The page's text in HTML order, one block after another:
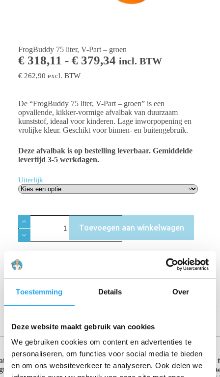
Toestemming Details Over
Deze website maakt gebruik van cookies
We gebruiken cookies om content en advertenties te
personaliseren, om functies voor social media te bieden
en om ons websiteverkeer te analyseren. Ook delen we
FrogBuddy 75 liter, V-Part – groen
€318,11 - €379,34 incl. BTW
€262,90 excl. BTW
De “FrogBuddy 75 liter, V-Part – groen” is een
opvallende, kikker-vormige afvalbak van duurzaam
kunststof, ideaal voor kinderen. Lage inworpopening en
vrolijke kleur. Geschikt voor binnen- en buitengebruik.
Deze afvalbak is op bestelling leverbaar. Gemiddelde
levertijd 3-5 werkdagen.
Uiterlijk
Toevoegen aan winkelwagen
Aanvullende informatie
in de vorm van een kikker, ontworpen om kinderen aan
een zeer sterke en duurzame constructie, geschikt voor